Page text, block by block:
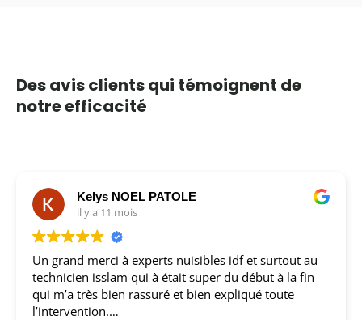
Des avis clients qui témoignent de
notre efficacité
Kelys NOEL PATOLE
il y a 11 mois
Un grand merci à experts nuisibles idf et surtout au
technicien isslam qui à était super du début à la fin
qui m’a très bien rassuré et bien expliqué toute
l’intervention.